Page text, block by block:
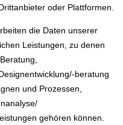
oder Plattformen.
die Daten unserer
Leistungen, zu denen
beratung
und Prozessen,
gehören können.